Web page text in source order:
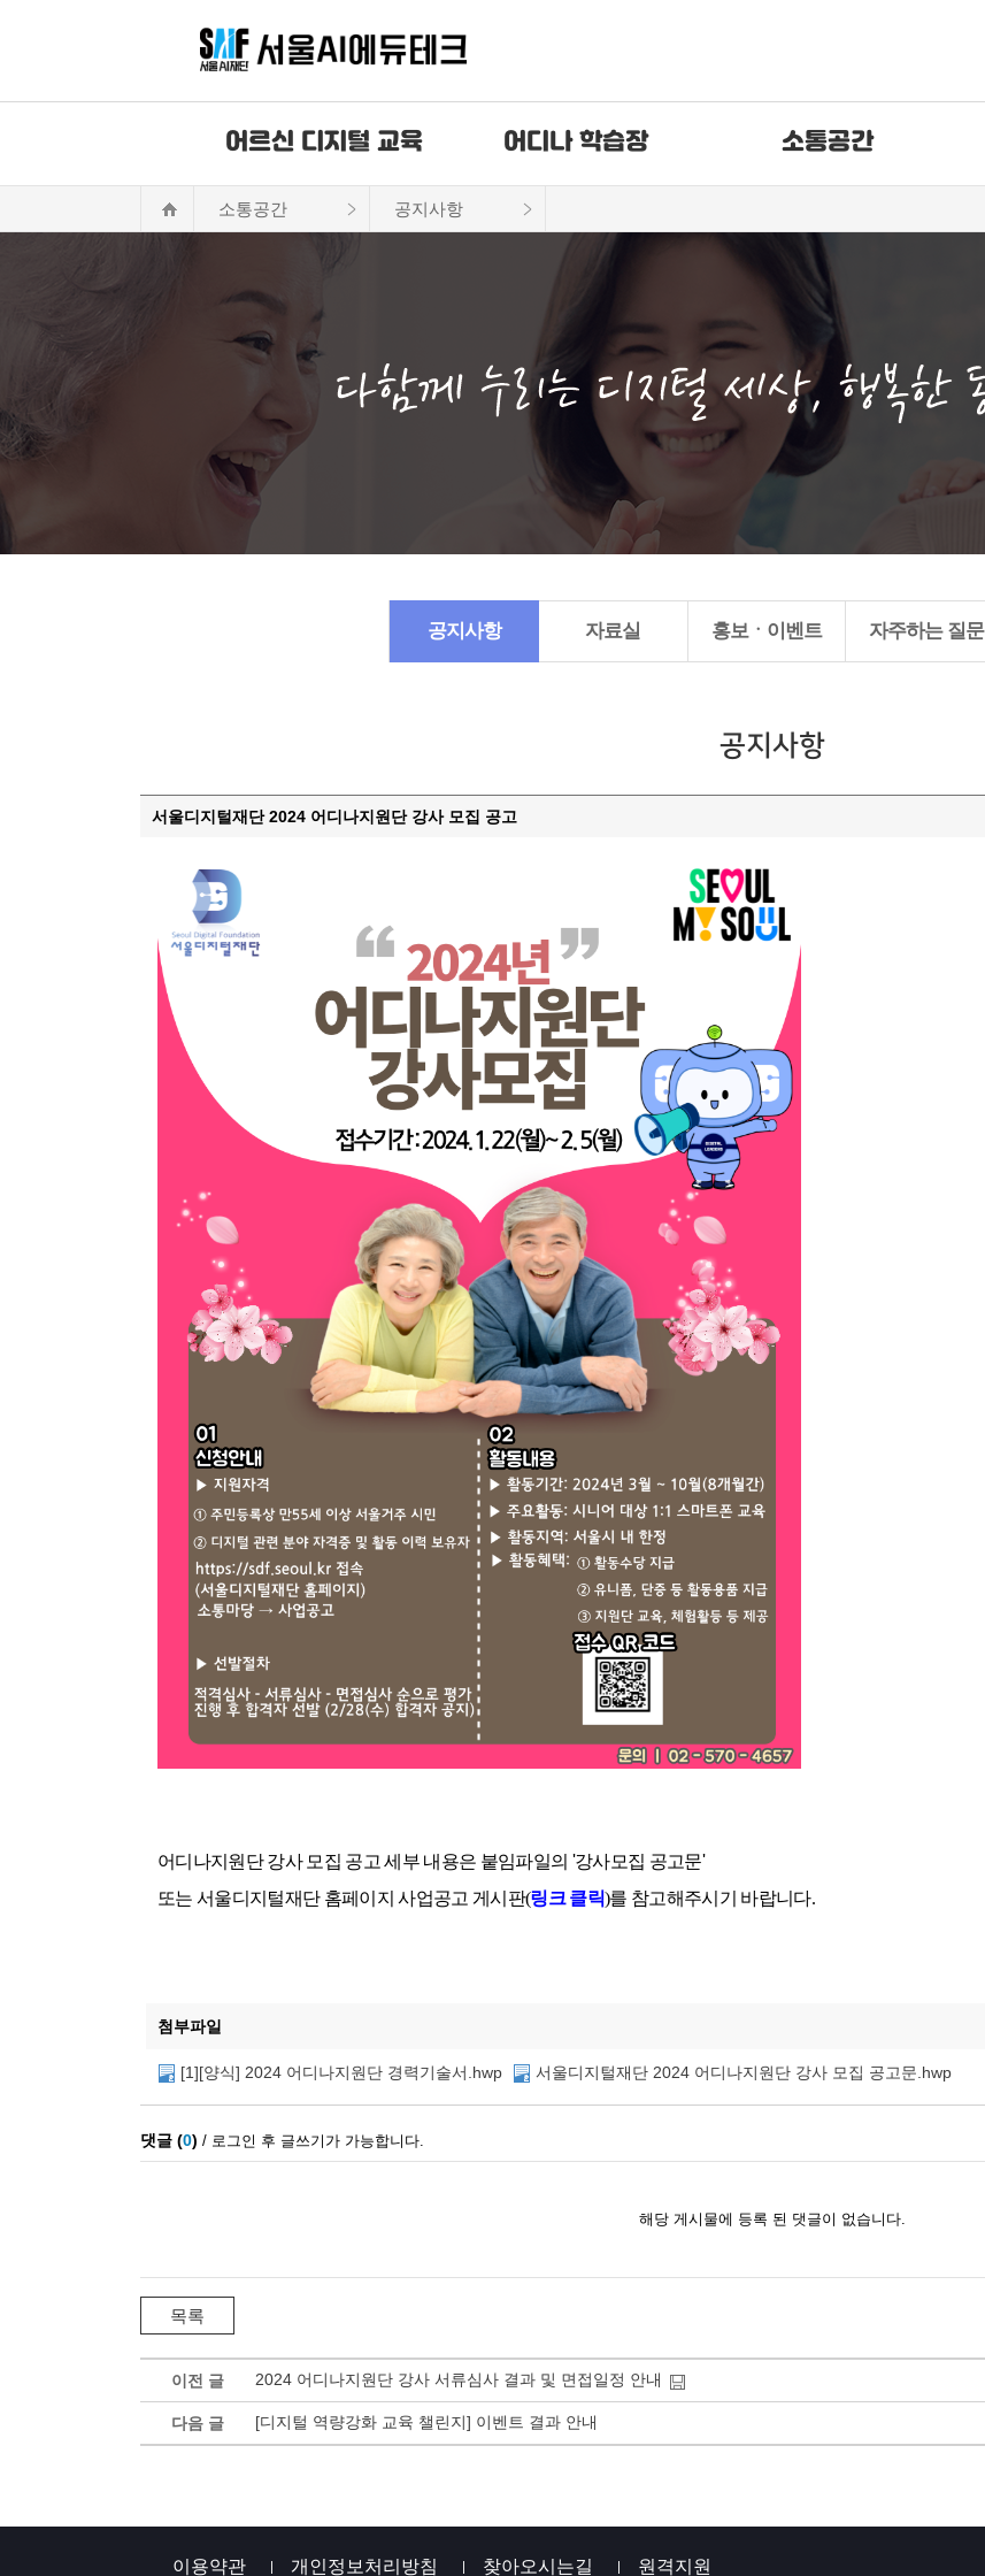
어르신 디지털 교육 어디나 학습장 소통공간
소통공간 공지사항
공지사항 자료실 홍보ㆍ이벤트 자주하는 질문
공지사항
서울디지털재단 2024 어디나지원단 강사 모집 공고
어디나지원단 강사 모집 공고 세부 내용은 붙임파일의 '강사모집 공고문'
또는 서울디지털재단 홈페이지 사업공고 게시판(링크 클릭)를 참고해주시기 바랍니다.
첨부파일
[1][양식] 2024 어디나지원단 경력기술서.hwp 서울디지털재단 2024 어디나지원단 강사 모집 공고문.hwp
이전 글 2024 어디나지원단 강사 서류심사 결과 및 면접일정 안내
다음 글 [디지털 역량강화 교육 챌린지] 이벤트 결과 안내
이용약관 개인정보처리방침 찾아오시는길 원격지원